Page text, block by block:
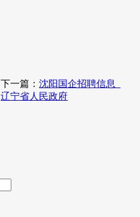
下一篇：沈阳国企招聘信息_
辽宁省人民政府